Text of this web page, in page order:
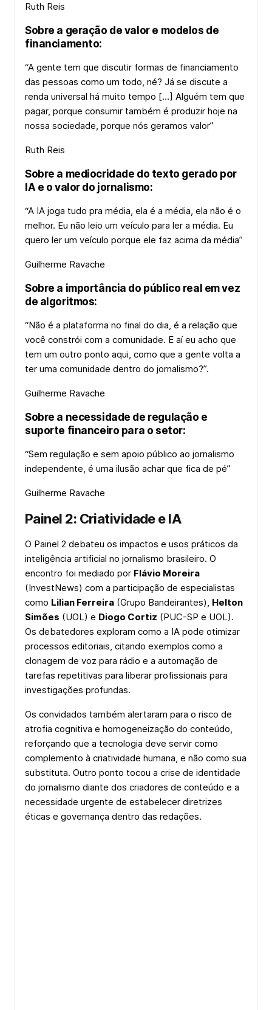
Ruth Reis
Sobre a geração de valor e modelos de
financiamento:
“A gente tem que discutir formas de financiamento
das pessoas como um todo, né? Já se discute a
renda universal há muito tempo […] Alguém tem que
pagar, porque consumir também é produzir hoje na
nossa sociedade, porque nós geramos valor”
Ruth Reis
Sobre a mediocridade do texto gerado por
IA e o valor do jornalismo:
“A IA joga tudo pra média, ela é a média, ela não é o
melhor. Eu não leio um veículo para ler a média. Eu
quero ler um veículo porque ele faz acima da média”
Guilherme Ravache
Sobre a importância do público real em vez
de algoritmos:
“Não é a plataforma no final do dia, é a relação que
você constrói com a comunidade. E aí eu acho que
tem um outro ponto aqui, como que a gente volta a
ter uma comunidade dentro do jornalismo?”.
Guilherme Ravache
Sobre a necessidade de regulação e
suporte financeiro para o setor:
“Sem regulação e sem apoio público ao jornalismo
independente, é uma ilusão achar que fica de pé”
Guilherme Ravache
Painel 2: Criatividade e IA
O Painel 2 debateu os impactos e usos práticos da
inteligência artificial no jornalismo brasileiro. O
encontro foi mediado por Flávio Moreira
(InvestNews) com a participação de especialistas
como Lilian Ferreira (Grupo Bandeirantes), Helton
Simões (UOL) e Diogo Cortiz (PUC-SP e UOL).
Os debatedores exploram como a IA pode otimizar
processos editoriais, citando exemplos como a
clonagem de voz para rádio e a automação de
tarefas repetitivas para liberar profissionais para
investigações profundas.
Os convidados também alertaram para o risco de
atrofia cognitiva e homogeneização do conteúdo,
reforçando que a tecnologia deve servir como
complemento à criatividade humana, e não como sua
substituta. Outro ponto tocou a crise de identidade
do jornalismo diante dos criadores de conteúdo e a
necessidade urgente de estabelecer diretrizes
éticas e governança dentro das redações.